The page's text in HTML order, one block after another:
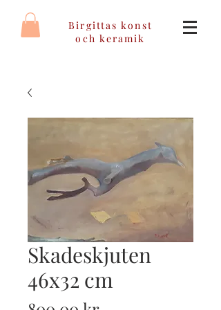
Birgittas konst
och keramik
Skadeskjuten
46x32 cm